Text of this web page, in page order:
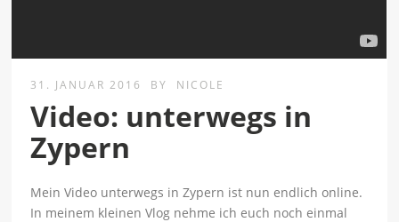
31. JANUAR 2016 BY NICOLE
Video: unterwegs in
Zypern
Mein Video unterwegs in Zypern ist nun endlich online.
In meinem kleinen Vlog nehme ich euch noch einmal